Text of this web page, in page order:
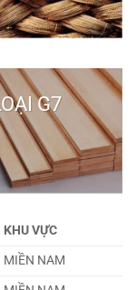
G7
KHU VỰC
MIỀN NAM